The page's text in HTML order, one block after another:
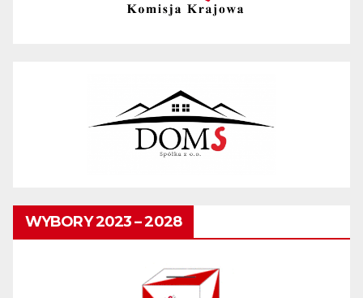
WYBORY 2023 – 2028